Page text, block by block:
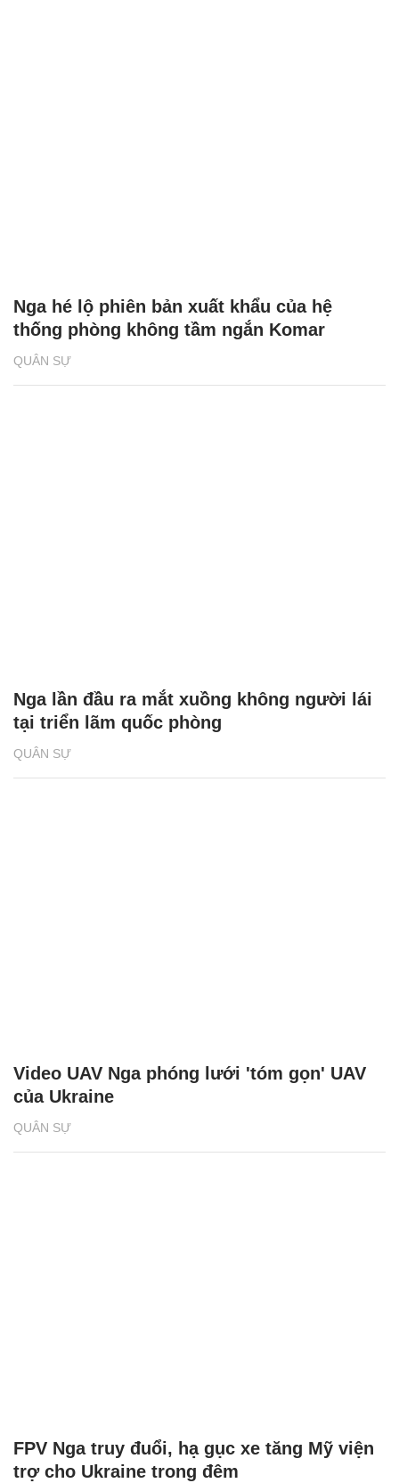
QUÂN SỰ
Nga hé lộ phiên bản xuất khẩu của hệ
thống phòng không tầm ngắn Komar
QUÂN SỰ
Nga lần đầu ra mắt xuồng không người lái
tại triển lãm quốc phòng
QUÂN SỰ
Video UAV Nga phóng lưới 'tóm gọn' UAV
của Ukraine
FPV Nga truy đuổi, hạ gục xe tăng Mỹ viện
trợ cho Ukraine trong đêm